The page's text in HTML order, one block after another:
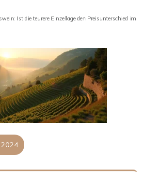
Ist die teurere Einzellage den Preisunterschied im
2024